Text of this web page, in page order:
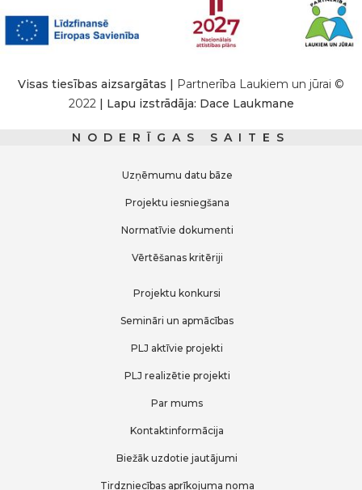
Visas tiesības aizsargātas | Partnerība Laukiem un jūrai ©
2022| Lapu izstrādāja: Dace Laukmane
NODERĪGAS SAITES
Uzņēmumu datu bāze
Projektu iesniegšana
Normatīvie dokumenti
Vērtēšanas kritēriji
Projektu konkursi
Semināri un apmācības
PLJ aktīvie projekti
PLJ realizētie projekti
Par mums
Kontaktinformācija
Biežāk uzdotie jautājumi
Tirdzniecības aprīkojuma noma